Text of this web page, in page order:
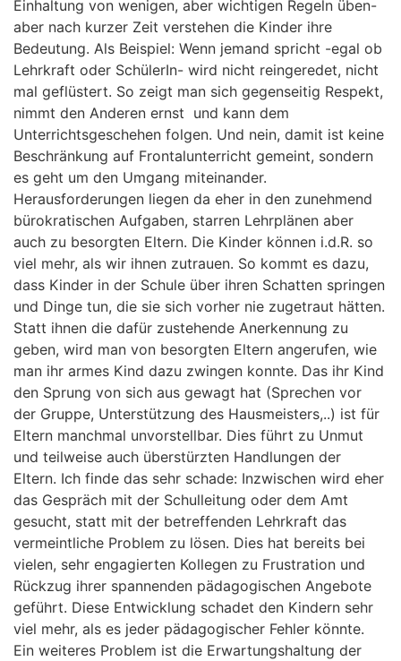
Einhaltung von wenigen, aber wichtigen Regeln üben-
aber nach kurzer Zeit verstehen die Kinder ihre
Bedeutung. Als Beispiel: Wenn jemand spricht -egal ob
Lehrkraft oder SchülerIn- wird nicht reingeredet, nicht
mal geflüstert. So zeigt man sich gegenseitig Respekt,
nimmt den Anderen ernst und kann dem
Unterrichtsgeschehen folgen. Und nein, damit ist keine
Beschränkung auf Frontalunterricht gemeint, sondern
es geht um den Umgang miteinander.
Herausforderungen liegen da eher in den zunehmend
bürokratischen Aufgaben, starren Lehrplänen aber
auch zu besorgten Eltern. Die Kinder können i.d.R. so
viel mehr, als wir ihnen zutrauen. So kommt es dazu,
dass Kinder in der Schule über ihren Schatten springen
und Dinge tun, die sie sich vorher nie zugetraut hätten.
Statt ihnen die dafür zustehende Anerkennung zu
geben, wird man von besorgten Eltern angerufen, wie
man ihr armes Kind dazu zwingen konnte. Das ihr Kind
den Sprung von sich aus gewagt hat (Sprechen vor
der Gruppe, Unterstützung des Hausmeisters,..) ist für
Eltern manchmal unvorstellbar. Dies führt zu Unmut
und teilweise auch überstürzten Handlungen der
Eltern. Ich finde das sehr schade: Inzwischen wird eher
das Gespräch mit der Schulleitung oder dem Amt
gesucht, statt mit der betreffenden Lehrkraft das
vermeintliche Problem zu lösen. Dies hat bereits bei
vielen, sehr engagierten Kollegen zu Frustration und
Rückzug ihrer spannenden pädagogischen Angebote
geführt. Diese Entwicklung schadet den Kindern sehr
viel mehr, als es jeder pädagogischer Fehler könnte.
Ein weiteres Problem ist die Erwartungshaltung der